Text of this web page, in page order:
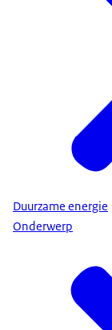
Duurzame energie
Onderwerp